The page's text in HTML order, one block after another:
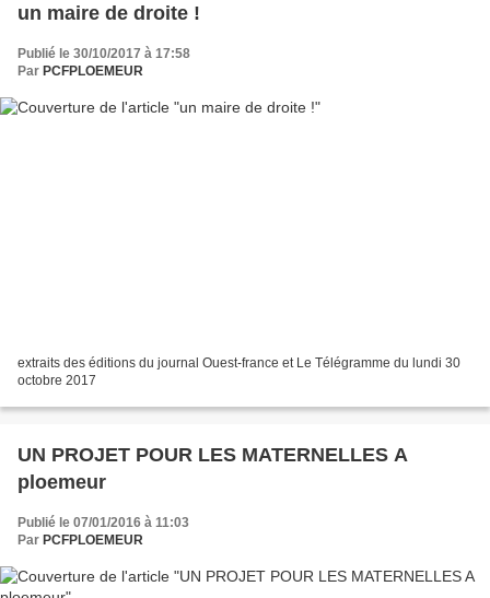
un maire de droite !
Publié le 30/10/2017 à 17:58
Par PCFPLOEMEUR
extraits des éditions du journal Ouest-france et Le Télégramme du lundi 30
octobre 2017
UN PROJET POUR LES MATERNELLES A
ploemeur
Publié le 07/01/2016 à 11:03
Par PCFPLOEMEUR